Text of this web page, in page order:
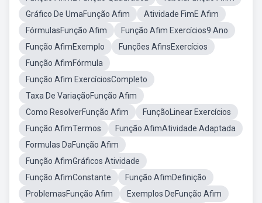
Gráfico De UmaFunção Afim
Atividade FimE Afim
FórmulasFunção Afim
Função Afim Exercícios9 Ano
Função AfimExemplo
Funções AfinsExercícios
Função AfimFórmula
Função Afim ExercíciosCompleto
Taxa De VariaçãoFunção Afim
Como ResolverFunção Afim
FunçãoLinear Exercícios
Função AfimTermos
Função AfimAtividade Adaptada
Formulas DaFunção Afim
Função AfimGráficos Atividade
Função AfimConstante
Função AfimDefinição
ProblemasFunção Afim
Exemplos DeFunção Afim